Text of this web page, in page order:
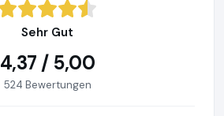
Sehr Gut
4,37 / 5,00
524 Bewertungen